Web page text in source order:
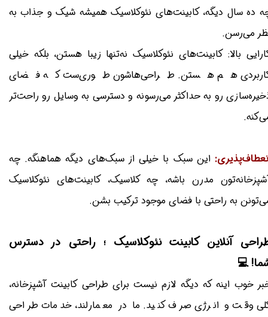
ده سال دیگه، کابینت‌های نئوکلاسیک همیشه شیک و جذاب به
می‌رسن.
بالا: کابینت‌های نئوکلاسیک نه‌تنها زیبا هستن، بلکه خیلی
هم هستن. طراحی‌هاشون طوری‌ست که فضای
رو به حداکثر می‌رسونه و دسترسی به وسایل رو راحت‌تر
این سبک با خیلی از سبک‌های دیگه هماهنگه. چه
مدرن باشه، چه کلاسیک، کابینت‌های نئوکلاسیک
به راحتی با فضای موجود ترکیب بشن.
آنلاین کابینت نئوکلاسیک ؛ راحتی در دسترس
💻
خوب اینه که دیگه لازم نیست برای طراحی کابینت آشپزخانه،
وقت و انرژی صرف کنید. ما در معمارلند، خدمات طراحی